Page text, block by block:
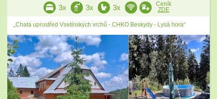
3x 3x 3x
Ceník
ZDE
„Chata uprostřed Vsetínských vrchů - CHKO Beskydy - Lysá hora“